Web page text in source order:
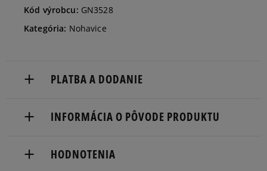
L
Informovať o
dostupnosti
Kód výrobcu: GN3528
Kategória: Nohavice
PLATBA A DODANIE
Dostupné spôsoby doručenia:
INFORMÁCIA O PÔVODE PRODUKTU
Hoogoorddreef 9a
HODNOTENIA